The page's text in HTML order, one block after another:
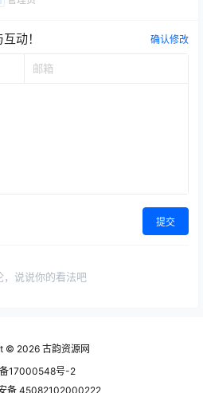
动！ 确认修改
提交
，说说你的看法吧
© 2026 古韵资源网
17000548号-2
备 45082102000222